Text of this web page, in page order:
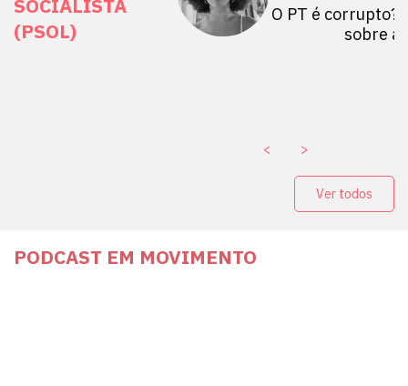
SOCIALISTA
(PSOL)
Mulheres por +
Público abre
O PT é corrupto?
sobre a
< >
Ver todos
PODCAST EM MOVIMENTO